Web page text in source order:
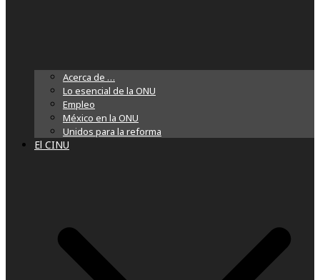
Acerca de …
Lo esencial de la ONU
Empleo
México en la ONU
Unidos para la reforma
El CINU